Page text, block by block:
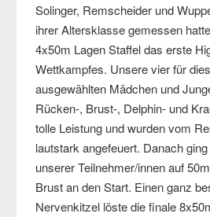
Solinger, Remscheider und
ihrer Altersklasse gemessen
4x50m Lagen Staffel das erste
Wettkampfes. Unsere vier für
ausgewählten Mädchen und
Rücken-, Brust-, Delphin- und
tolle Leistung und wurden vom
lautstark angefeuert. Danach
unserer Teilnehmer/innen auf
Brust an den Start. Einen ganz
Nervenkitzel löste die finale